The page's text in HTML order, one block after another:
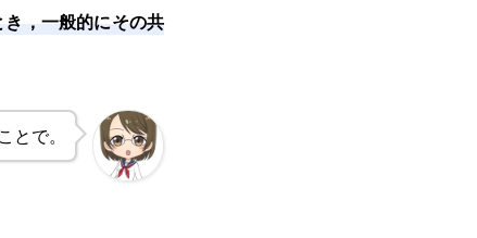
き，一般的にその共
とで。